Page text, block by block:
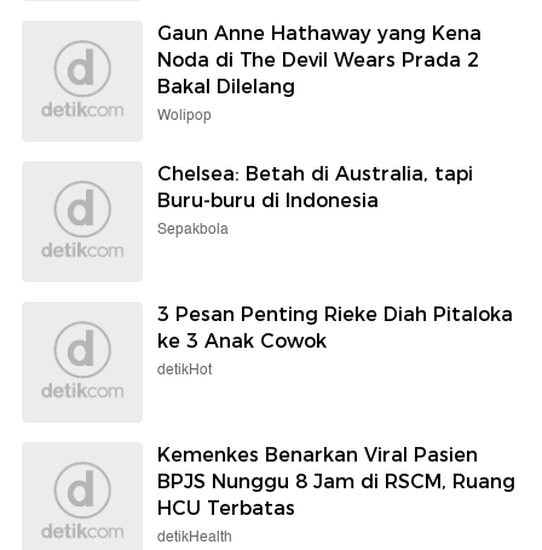
Gaun Anne Hathaway yang Kena
Noda di The Devil Wears Prada 2
Bakal Dilelang
Wolipop
Chelsea: Betah di Australia, tapi
Buru-buru di Indonesia
Sepakbola
3 Pesan Penting Rieke Diah Pitaloka
ke 3 Anak Cowok
detikHot
Kemenkes Benarkan Viral Pasien
BPJS Nunggu 8 Jam di RSCM, Ruang
HCU Terbatas
detikHealth